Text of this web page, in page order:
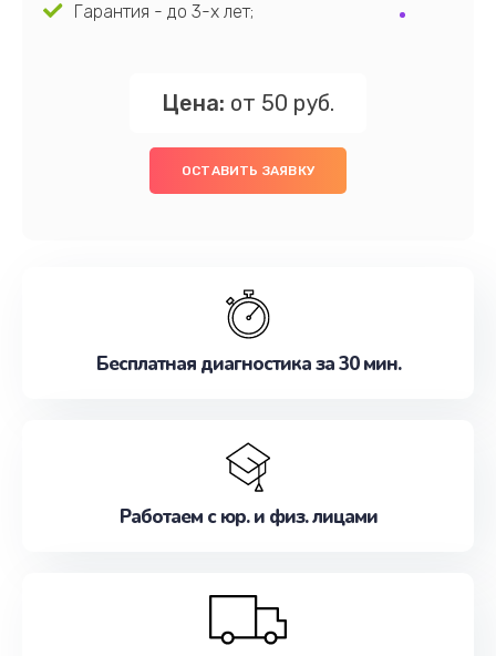
Гарантия - до 3-х лет;
Цена: от 50 руб.
ОСТАВИТЬ ЗАЯВКУ
Бесплатная диагностика за 30 мин.
Работаем с юр. и физ. лицами